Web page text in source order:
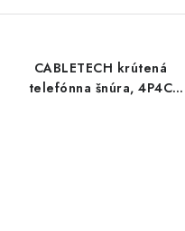
CABLETECH krútená
telefónna šnúra, 4P4C